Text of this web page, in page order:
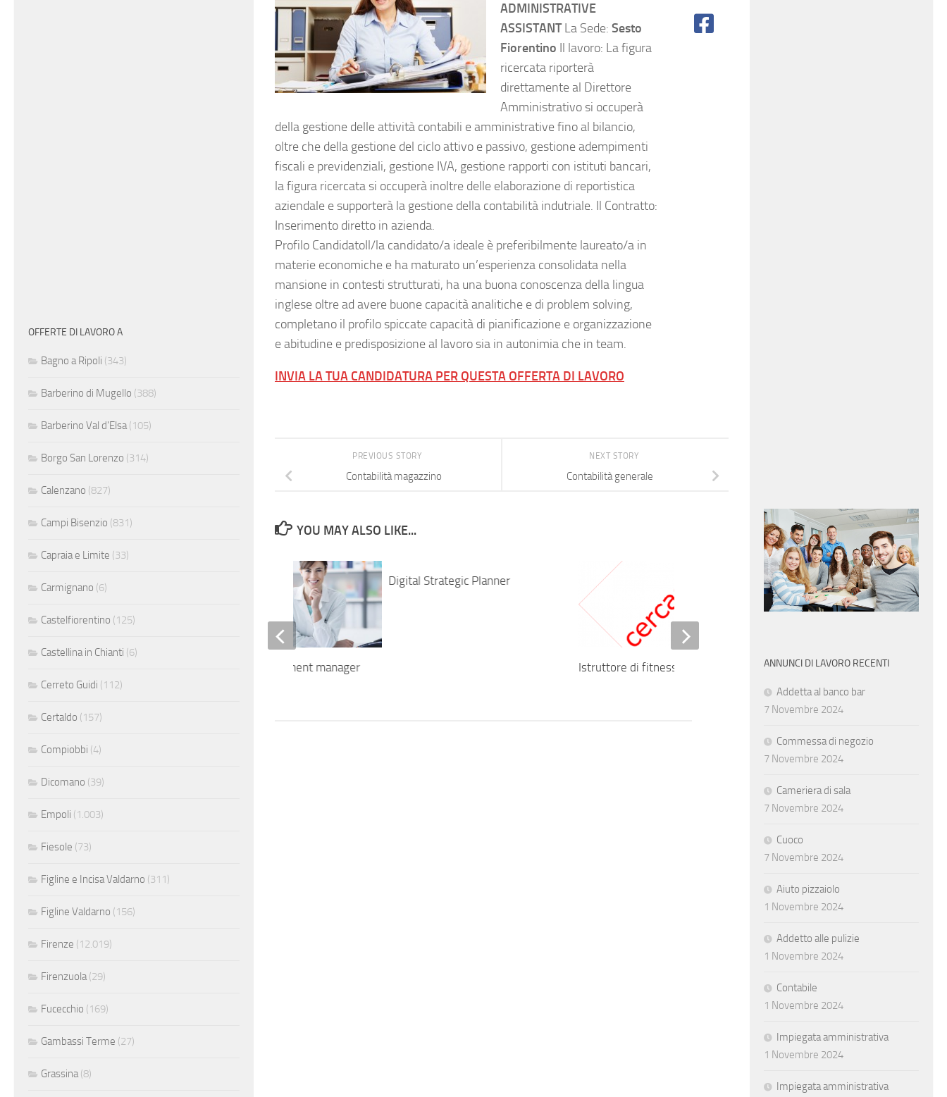
ADMINISTRATIVE
ASSISTANTLa Sede: Sesto
Fiorentino Il lavoro: La figura
ricercata riporterà
direttamente al Direttore
Amministrativo si occuperà
della gestione delle attività contabili e amministrative fino al bilancio,
oltre che della gestione del ciclo attivo e passivo, gestione adempimenti
fiscali e previdenziali, gestione IVA, gestione rapporti con istituti bancari,
la figura ricercata si occuperà inoltre delle elaborazione di reportistica
aziendale e supporterà la gestione della contabilità indutriale. Il Contratto:
Inserimento diretto in azienda.
Profilo CandidatoIl/la candidato/a ideale è preferibilmente laureato/a in
materie economiche e ha maturato un’esperienza consolidata nella
mansione in contesti strutturati, ha una buona conoscenza della lingua
inglese oltre ad avere buone capacità analitiche e di problem solving,
completano il profilo spiccate capacità di pianificazione e organizzazione
e abitudine e predisposizione al lavoro sia in autonimia che in team.
INVIA LA TUA CANDIDATURA PER QUESTA OFFERTA DI LAVORO
NEXT STORY
Contabilità generale
PREVIOUS STORY
Contabilità magazzino
YOU MAY ALSO LIKE...
Digital Strategic Planner
Istruttore di fitness
Addetto alla manovia
Business development manager
OFFERTE DI LAVORO A
Bagno a Ripoli (343)
Barberino di Mugello (388)
Barberino Val d'Elsa(105)
Borgo San Lorenzo (314)
Calenzano (827)
Campi Bisenzio (831)
Capraia e Limite (33)
Carmignano (6)
Castelfiorentino (125)
Castellina in Chianti (6)
Cerreto Guidi (112)
Certaldo (157)
Compiobbi (4)
Dicomano (39)
Empoli (1.003)
Fiesole (73)
Figline e Incisa Valdarno (311)
Figline Valdarno (156)
Firenze (12.019)
Firenzuola(29)
Fucecchio (169)
Gambassi Terme (27)
Grassina(8)
ANNUNCI DI LAVORO RECENTI
Addetta al banco bar
7 Novembre 2024
Commessa di negozio
7 Novembre 2024
Cameriera di sala
7 Novembre 2024
Cuoco
7 Novembre 2024
Aiuto pizzaiolo
1 Novembre 2024
Addetto alle pulizie
1 Novembre 2024
Contabile
1 Novembre 2024
Impiegata amministrativa
1 Novembre 2024
Impiegata amministrativa